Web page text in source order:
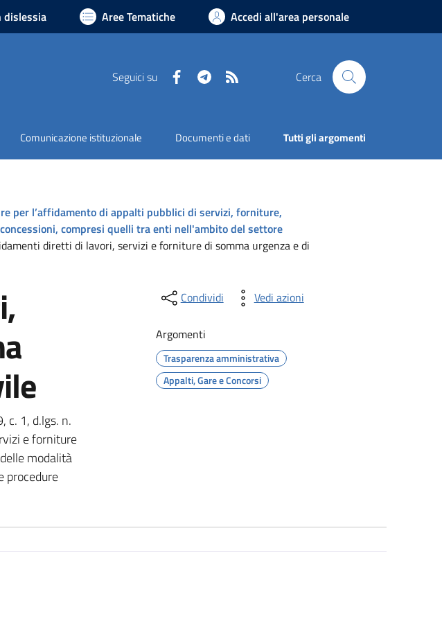
dislessia Aree Tematiche Accedi all'area personale
Seguici su FacebookTelegram Cerca
Comunicazione istituzionale Documenti e dati Tutti gli argomenti
per l’affidamento di appalti pubblici di servizi, forniture,
compresi quelli tra enti nell'ambito del settore
diretti di lavori, servizi e forniture di somma urgenza e di
c. 1, d.lgs. n.
e forniture
modalità
procedure
Condividi Vedi azioni
Argomenti
Trasparenza amministrativa
Appalti, Gare e Concorsi